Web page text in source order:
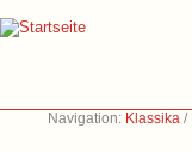
Navigation: Klassika /